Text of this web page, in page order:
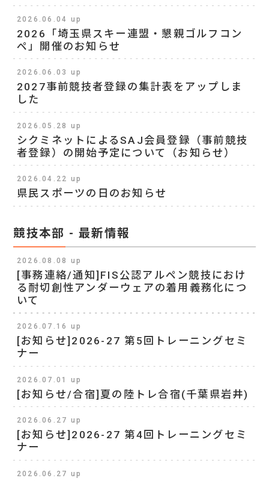
2026.06.04 up
2026「埼玉県スキー連盟・懇親ゴルフコン
ペ」開催のお知らせ
2026.06.03 up
2027事前競技者登録の集計表をアップしま
した
2026.05.28 up
シクミネットによるSAJ会員登録（事前競技
者登録）の開始予定について（お知らせ）
2026.04.22 up
県民スポーツの日のお知らせ
競技本部 - 最新情報
2026.08.08 up
[事務連絡/通知]FIS公認アルペン競技におけ
る耐切創性アンダーウェアの着用義務化につ
いて
2026.07.16 up
[お知らせ]2026-27 第5回トレーニングセミ
ナー
2026.07.01 up
[お知らせ/合宿]夏の陸トレ合宿(千葉県岩井)
2026.06.27 up
[お知らせ]2026-27 第4回トレーニングセミ
ナー
2026.06.27 up